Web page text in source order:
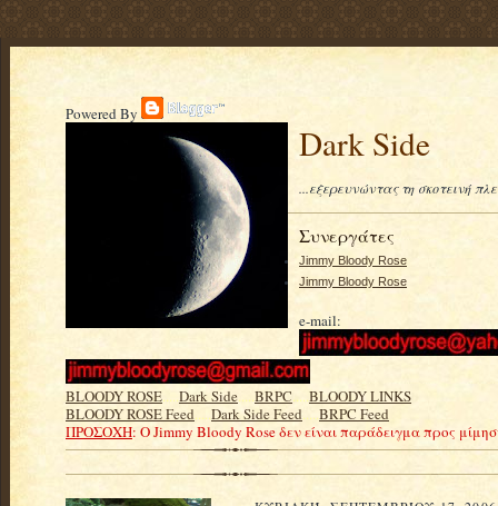
Powered By
Dark Side
...εξερευνώντας τη σκοτεινή
Συνεργάτες
Jimmy Bloody Rose
Jimmy Bloody Rose
e-mail:
BLOODY ROSE.....Dark Side.....BRPC.....BLOODY LINKS
BLOODY ROSE Feed.....Dark Side Feed.....BRPC Feed
ΠΡΟΣΟΧΗ: Ο Jimmy Bloody Rose δεν είναι παράδειγμα προς